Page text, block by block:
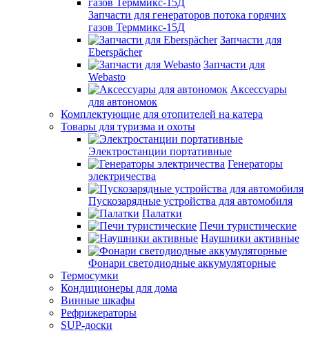
Запчасти для генераторов потока горячих
газов Терммикс-15Д
Запчасти для
Eberspächer
Запчасти для
Webasto
Аксессуары
для автономок
Комплектующие для отопителей на катера
Товары для туризма и охоты
Электростанции портативные
Генераторы
электричества
Пускозарядные устройства для автомобиля
Палатки
Печи туристические
Наушники активные
Фонари светодиодные аккумуляторные
Термосумки
Кондиционеры для дома
Винные шкафы
Рефрижераторы
SUP-доски